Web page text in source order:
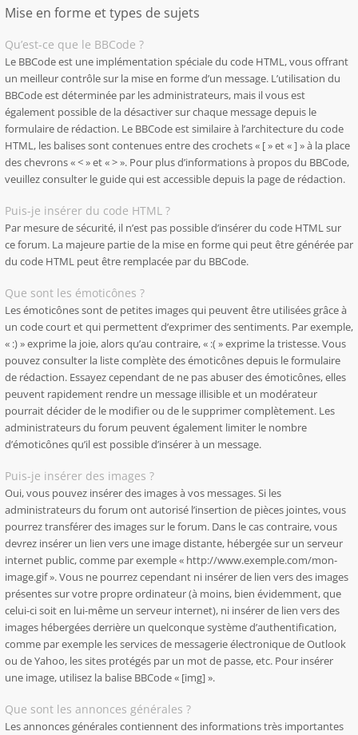
Mise en forme et types de sujets
Qu’est-ce que le BBCode ?
Le BBCode est une implémentation spéciale du code HTML, vous offrant
un meilleur contrôle sur la mise en forme d’un message. L’utilisation du
BBCode est déterminée par les administrateurs, mais il vous est
également possible de la désactiver sur chaque message depuis le
formulaire de rédaction. Le BBCode est similaire à l’architecture du code
HTML, les balises sont contenues entre des crochets « [ » et « ] » à la place
des chevrons « < » et « > ». Pour plus d’informations à propos du BBCode,
veuillez consulter le guide qui est accessible depuis la page de rédaction.
Puis-je insérer du code HTML ?
Par mesure de sécurité, il n’est pas possible d’insérer du code HTML sur
ce forum. La majeure partie de la mise en forme qui peut être générée par
du code HTML peut être remplacée par du BBCode.
Que sont les émoticônes ?
Les émoticônes sont de petites images qui peuvent être utilisées grâce à
un code court et qui permettent d’exprimer des sentiments. Par exemple,
« :) » exprime la joie, alors qu’au contraire, « :( » exprime la tristesse. Vous
pouvez consulter la liste complète des émoticônes depuis le formulaire
de rédaction. Essayez cependant de ne pas abuser des émoticônes, elles
peuvent rapidement rendre un message illisible et un modérateur
pourrait décider de le modifier ou de le supprimer complètement. Les
administrateurs du forum peuvent également limiter le nombre
d’émoticônes qu’il est possible d’insérer à un message.
Puis-je insérer des images ?
Oui, vous pouvez insérer des images à vos messages. Si les
administrateurs du forum ont autorisé l’insertion de pièces jointes, vous
pourrez transférer des images sur le forum. Dans le cas contraire, vous
devrez insérer un lien vers une image distante, hébergée sur un serveur
internet public, comme par exemple « http://www.exemple.com/mon-
image.gif ». Vous ne pourrez cependant ni insérer de lien vers des images
présentes sur votre propre ordinateur (à moins, bien évidemment, que
celui-ci soit en lui-même un serveur internet), ni insérer de lien vers des
images hébergées derrière un quelconque système d’authentification,
comme par exemple les services de messagerie électronique de Outlook
ou de Yahoo, les sites protégés par un mot de passe, etc. Pour insérer
une image, utilisez la balise BBCode « [img] ».
Que sont les annonces générales ?
Les annonces générales contiennent des informations très importantes